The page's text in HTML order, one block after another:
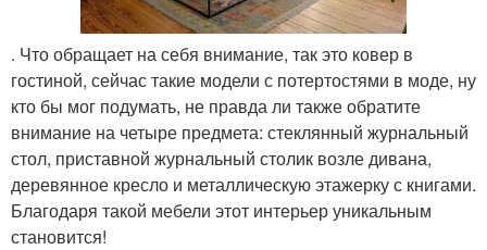
. Что обращает на себя внимание, так это ковер в
гостиной, сейчас такие модели с потертостями в моде, ну
кто бы мог подумать, не правда ли также обратите
внимание на четыре предмета: стеклянный журнальный
стол, приставной журнальный столик возле дивана,
деревянное кресло и металлическую этажерку с книгами.
Благодаря такой мебели этот интерьер уникальным
становится!